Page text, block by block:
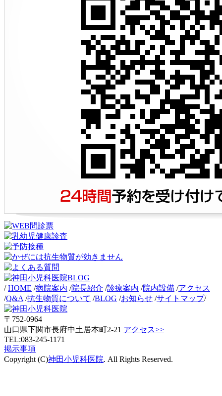
/HOME /病院案内 /院長紹介 /診療案内 /院内設備 /アクセス
/Q&A /抗生物質について /BLOG /お知らせ /サイトマップ/
〒752-0964
山口県下関市長府中土居本町2-21 アクセス>>
TEL:083-245-1171
掲示事項
Copyright (C)神田小児科医院. All Rights Reserved.